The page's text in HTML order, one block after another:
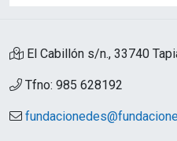
El Cabillón s/n., 33740
Tfno: 985 628192